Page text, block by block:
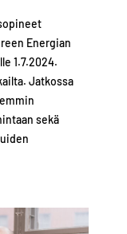
Energian
1.7.2024.
Jatkossa
sekä